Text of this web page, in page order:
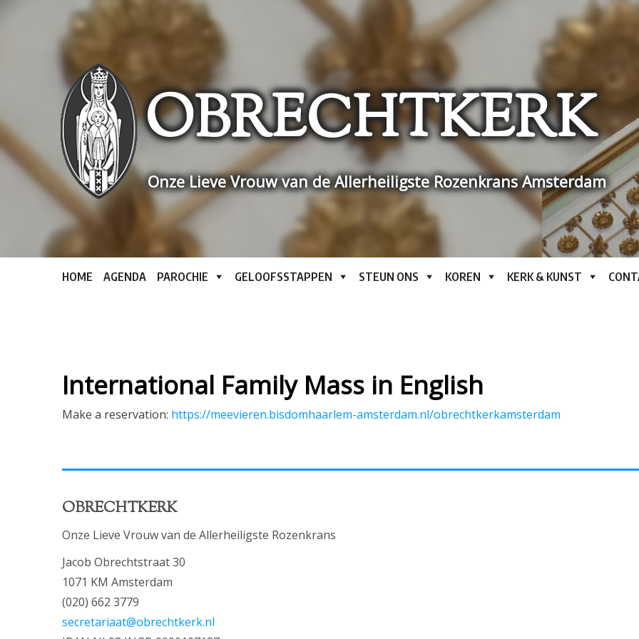
OBRECHTKERK
Onze Lieve Vrouw van de Allerheiligste Rozenkrans Amsterdam
HOME AGENDA PAROCHIE GELOOFSSTAPPEN STEUN ONS KOREN KERK & KUNST
International Family Mass in English
Make a reservation: https://meevieren.bisdomhaarlem-amsterdam.nl/obrechtkerkamsterdam
OBRECHTKERK
Onze Lieve Vrouw van de Allerheiligste Rozenkrans
Jacob Obrechtstraat 30
1071 KM Amsterdam
(020) 662 3779
secretariaat@obrechtkerk.nl